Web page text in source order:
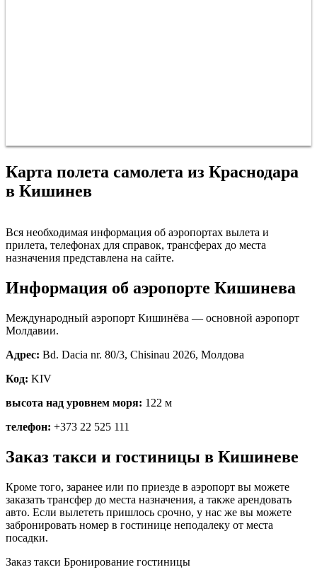
Карта полета самолета из Краснодара
в Кишинев
Кишинёв
Вся необходимая информация об аэропортах вылета и
прилета, телефонах для справок, трансферах до места
назначения представлена на сайте.
Информация об аэропорте Кишинева
Международный аэропорт Кишинёва — основной аэропорт
Молдавии.
Адрес: Bd. Dacia nr. 80/3, Chisinau 2026, Молдова
Код: KIV
высота над уровнем моря: 122 м
телефон: +373 22 525 111
Заказ такси и гостиницы в Кишиневе
Кроме того, заранее или по приезде в аэропорт вы можете
заказать трансфер до места назначения, а также арендовать
авто. Если вылететь пришлось срочно, у нас же вы можете
забронировать номер в гостинице неподалеку от места
посадки.
Заказ такси Бронирование гостиницы